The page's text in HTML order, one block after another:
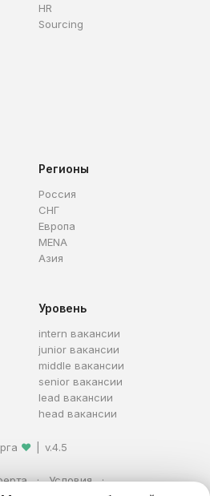
HR
Sourcing
Регионы
Россия
СНГ
Европа
MENA
Азия
Уровень
intern вакансии
junior вакансии
middle вакансии
senior вакансии
lead вакансии
head вакансии
❤
v.4.5
Условия
Реклама